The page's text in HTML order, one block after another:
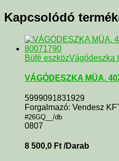
Kapcsolódó
Büfé eszközVágódeszka
VÁGÓDESZKA MÜA.
5999091831929
Forgalmazó: Vendesz
#26GQ__/db
0807
8 500,0 Ft /Darab